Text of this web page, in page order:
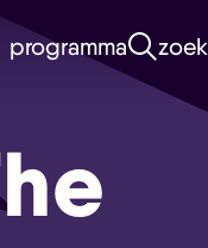
programma zoek